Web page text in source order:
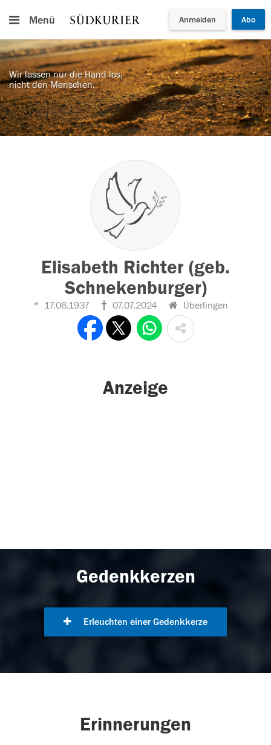
Menü Anmelden Abo
Wir lassen nur die Hand los,
nicht den Menschen.
Elisabeth Richter (geb.
Schnekenburger)
17.06.1937 07.07.2024 Überlingen
Anzeige
Gedenkkerzen
Erleuchten einer Gedenkkerze
Erinnerungen